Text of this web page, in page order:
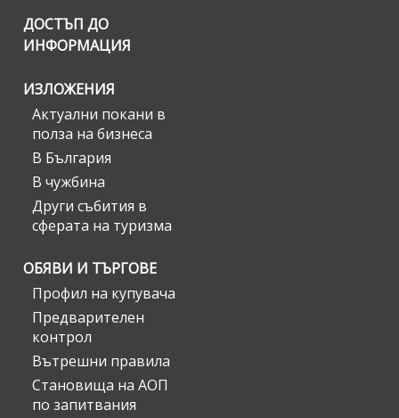
ДОСТЪП ДО
ИНФОРМАЦИЯ
ИЗЛОЖЕНИЯ
Актуални покани в
полза на бизнеса
В България
В чужбина
Други събития в
сферата на туризма
ОБЯВИ И ТЪРГОВЕ
Профил на купувача
Предварителен
контрол
Вътрешни правила
Становища на АОП
по запитвания